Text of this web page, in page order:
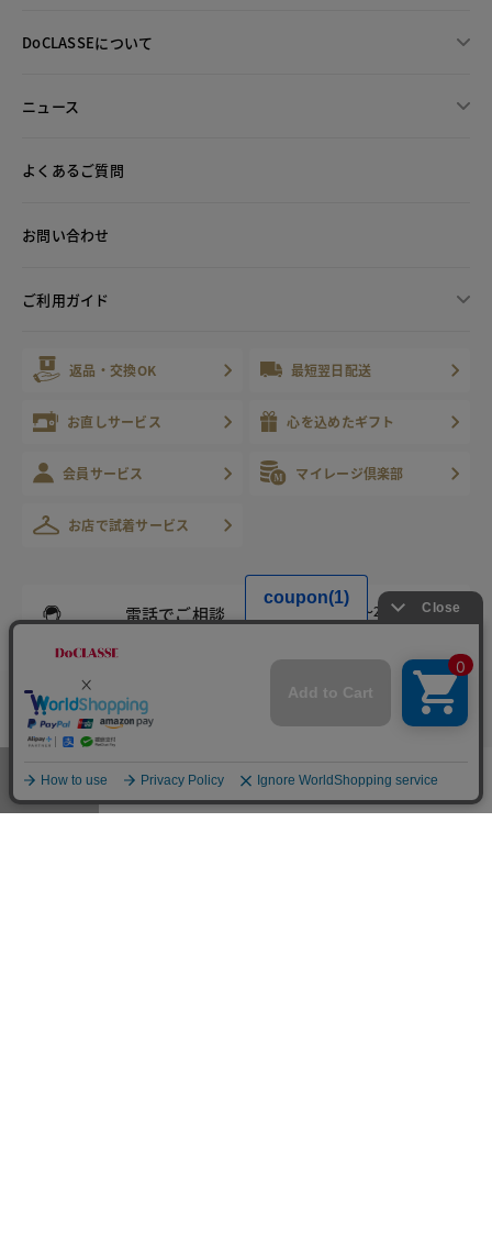
カラー・サイズを選択する
DoCLASSEについて
ニュース
よくあるご質問
お問い合わせ
ご利用ガイド
返品・交換OK 最短翌日配送
お直しサービス 心を込めたギフト
会員サービス マイレージ倶楽部
お店で試着サービス
電話でご相談 受付時間 9:00～21:00 年中無休
※年末年始等除く
固定電話から
0120-178-788
携帯・IP電話から（有料）
0570-003-003
※ご申告をいただければ、こちらから折り返しお電話いたします
DoCLASSE